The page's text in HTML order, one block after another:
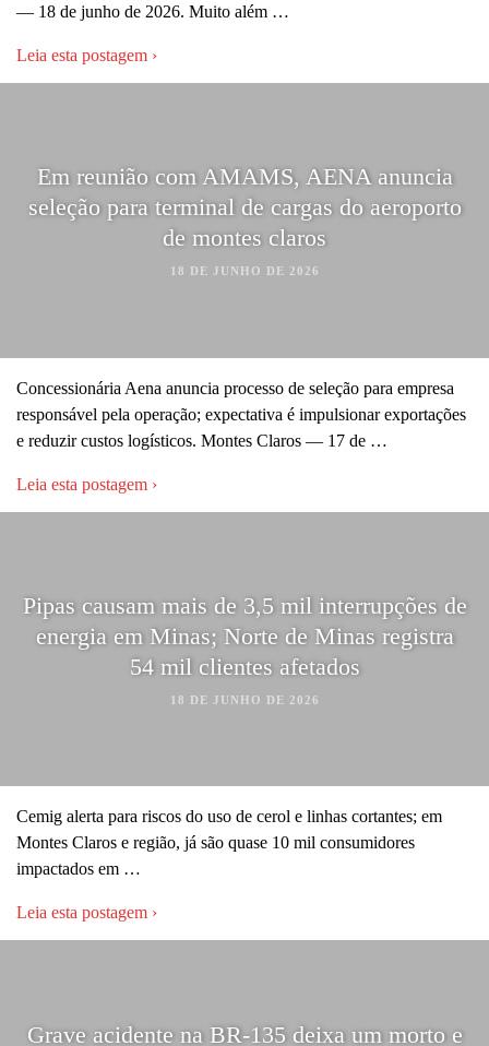
— 18 de junho de 2026. Muito além …
Leia esta postagem ›
Em reunião com AMAMS, AENA anuncia
seleção para terminal de cargas do aeroporto
de montes claros
18 DE JUNHO DE 2026
Concessionária Aena anuncia processo de seleção para empresa
responsável pela operação; expectativa é impulsionar exportações
e reduzir custos logísticos. Montes Claros — 17 de …
Leia esta postagem ›
Pipas causam mais de 3,5 mil interrupções de
energia em Minas; Norte de Minas registra
54 mil clientes afetados
18 DE JUNHO DE 2026
Cemig alerta para riscos do uso de cerol e linhas cortantes; em
Montes Claros e região, já são quase 10 mil consumidores
impactados em …
Leia esta postagem ›
Grave acidente na BR-135 deixa um morto e